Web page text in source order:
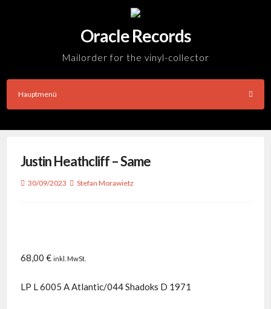
Oracle Records
Mailorder for the vinyl-collector
Hauptmenü
Justin Heathcliff – Same
30/09/2023 Stefan Morawietz
68,00 € inkl. MwSt.
LP L 6005 A Atlantic/044 Shadoks D 1971